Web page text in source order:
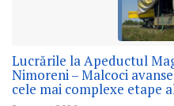
Lucrările la Apeductul
Nimoreni – Malcoci
cele mai complexe etape